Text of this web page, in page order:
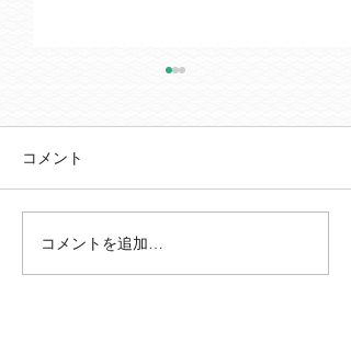
6月のプログラム表です☔
コメント
コメントを追加…